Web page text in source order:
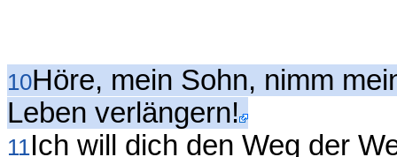
10Höre, mein Sohn, nimm
Leben verlängern!
11Ich will dich den Weg der